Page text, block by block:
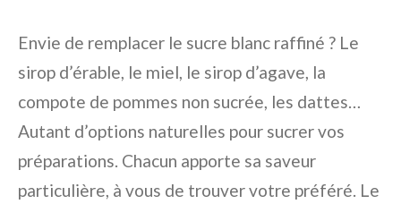
Envie de remplacer le sucre blanc raffiné ? Le
sirop d’érable, le miel, le sirop d’agave, la
compote de pommes non sucrée, les dattes…
Autant d’options naturelles pour sucrer vos
préparations. Chacun apporte sa saveur
particulière, à vous de trouver votre préféré. Le